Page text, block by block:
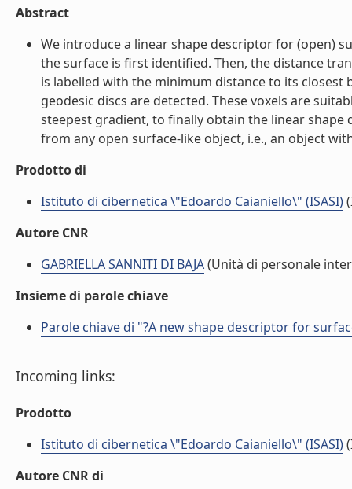
Abstract
We introduce a linear shape descriptor for (open)
the surface is first identified. Then, the distance
is labelled with the minimum distance to its
geodesic discs are detected. These voxels are
steepest gradient, to finally obtain the linear
from any open surface-like object, i.e., an object
Prodotto di
Istituto di cibernetica \"Edoardo Caianiello\" (ISASI)
Autore CNR
GABRIELLA SANNITI DI BAJA(Unità di personale
Insieme di parole chiave
Parole chiave di "?A new shape descriptor for
Incoming links:
Prodotto
Istituto di cibernetica \"Edoardo Caianiello\" (ISASI)
Autore CNR di